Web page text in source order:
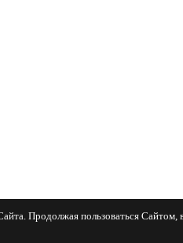
Продолжая пользоваться Сайтом,